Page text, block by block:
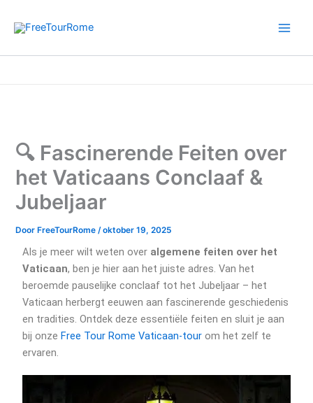
naar
inhoud
🔍 Fascinerende Feiten over
het Vaticaans Conclaaf &
Jubeljaar
Door FreeTourRome/oktober 19, 2025
Als je meer wilt weten over algemene feiten over het
Vaticaan, ben je hier aan het juiste adres. Van het
beroemde pauselijke conclaaf tot het Jubeljaar – het
Vaticaan herbergt eeuwen aan fascinerende geschiedenis
en tradities. Ontdek deze essentiële feiten en sluit je aan
bij onzeFree Tour Rome Vaticaan-tour om het zelf te
ervaren.